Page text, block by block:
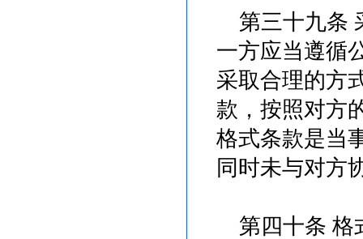
第三十九条
一方应当遵循
采取合理的方
款，按照对方
格式条款是当
同时未与对方
第四十条 格